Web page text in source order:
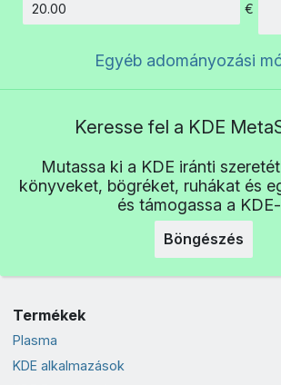
Összeg
€
Egyéb adományozási
Keresse fel a KDE
Mutassa ki a KDE iránti
könyveket, bögréket, ruhákat és
és támogassa a
Böngészés
Termékek
Plasma
KDE alkalmazások